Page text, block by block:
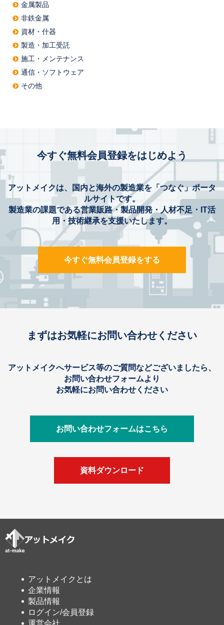
金属製品
非鉄金属
資材・什器
製造・加工受託
施工・メンテナンス
通信・ソフトウェア
その他
今すぐ無料会員登録をはじめよう
アットメイクは、国内と海外の製造業を「つなぐ」ポータ
ルサイトです。
製造業の課題である営業販路・製品開発・人材不足・IT活
用・技術継承を支援いたします。
今すぐ無料会員登録をする
まずはお気軽にお問い合わせください
アットメイクへサービス等のご質問などございましたら、
お問い合わせフォームより
お気軽にお問い合わせください
お問い合わせフォームはこちら
資料ダウンロード
アットメイクとは
企業情報
製品情報
ログイン/会員登録
運営会社